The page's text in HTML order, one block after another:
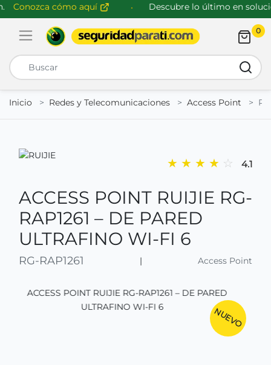
Conozca cómo aquí Descubre lo último en
Abrir menú de navegación
0
Inicio
Redes y Telecomunicaciones Access Point
★ ★ ★ ★ ☆ 4.1
ACCESS POINT RUIJIE RG-
RAP1261 – DE PARED
ULTRAFINO WI-FI 6
RG-RAP1261 | Access Point
NUEVO